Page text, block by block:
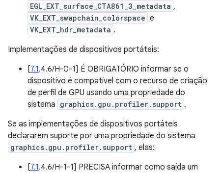
EGL_EXT_surface_CTA861_3_metadata ,
VK_EXT_swapchain_colorspace e
VK_EXT_hdr_metadata .
Implementações de dispositivos portáteis:
[7.1.4.6/H-0-1] É OBRIGATÓRIO informar se o
dispositivo é compatível com o recurso de criação
de perfil de GPU usando uma propriedade do
sistema graphics.gpu.profiler.support .
Se as implementações de dispositivos portáteis
declararem suporte por uma propriedade do sistema
graphics.gpu.profiler.support , elas:
[7.1.4.6/H-1-1] PRECISA informar como saída um